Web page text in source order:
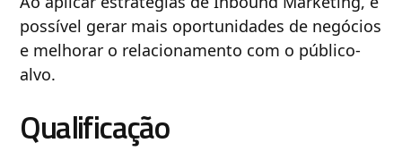
possível gerar mais oportunidades de negócios
e melhorar o relacionamento com o público-
alvo.
Qualificação